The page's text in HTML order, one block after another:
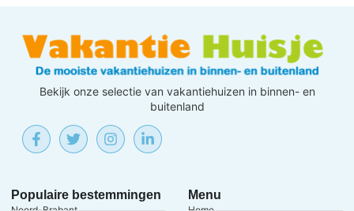
Bekijk onze selectie van vakantiehuizen in binnen- en
buitenland
Populaire bestemmingen Menu